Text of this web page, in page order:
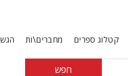
קטלוג ספרים מחברים\ות
חפש